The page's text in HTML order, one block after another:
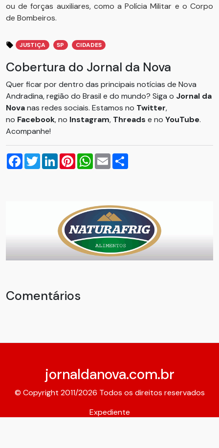
ou de forças auxiliares, como a Polícia Militar e o Corpo
de Bombeiros.
JUSTIÇA SP CIDADES
Cobertura do Jornal da Nova
Quer ficar por dentro das principais notícias de Nova
Andradina, região do Brasil e do mundo? Siga o Jornal da
Novanas redes sociais. Estamos no Twitter,
no Facebook, no Instagram, Threads e no YouTube.
Acompanhe!
Facebook
TwitterLinkedInPinterestWhatsApp
Email
Comentários
jornaldanova.com.br
© Copyright 2011/2026 Todos os direitos reservados
Expediente